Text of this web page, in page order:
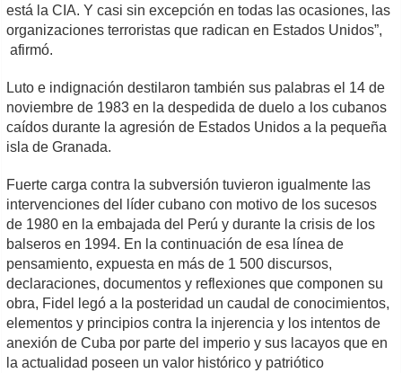
está la CIA. Y casi sin excepción en todas las ocasiones, las
organizaciones terroristas que radican en Estados Unidos”,
afirmó.
Luto e indignación destilaron también sus palabras el 14 de
noviembre de 1983 en la despedida de duelo a los cubanos
caídos durante la agresión de Estados Unidos a la pequeña
isla de Granada.
Fuerte carga contra la subversión tuvieron igualmente las
intervenciones del líder cubano con motivo de los sucesos
de 1980 en la embajada del Perú y durante la crisis de los
balseros en 1994. En la continuación de esa línea de
pensamiento, expuesta en más de 1 500 discursos,
declaraciones, documentos y reflexiones que componen su
obra, Fidel legó a la posteridad un caudal de conocimientos,
elementos y principios contra la injerencia y los intentos de
anexión de Cuba por parte del imperio y sus lacayos que en
la actualidad poseen un valor histórico y patriótico